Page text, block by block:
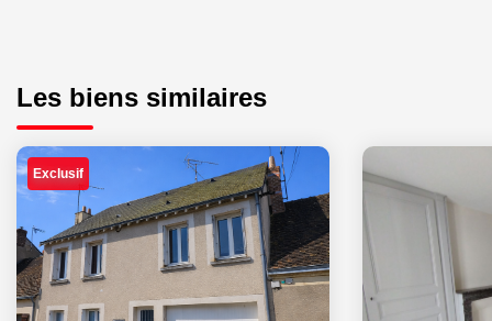
Les biens similaires
Exclusif